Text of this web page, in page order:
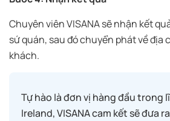
Chuyên viên VISANA sẽ nhận kết
sứ quán, sau đó chuyển phát về địa
khách.
Tự hào là đơn vị hàng đầu trong
Ireland, VISANA cam kết sẽ đưa